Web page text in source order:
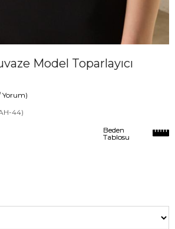
Model Toparlayıcı
Yorum)
44)
Beden
Tablosu
Beden
Tablosu